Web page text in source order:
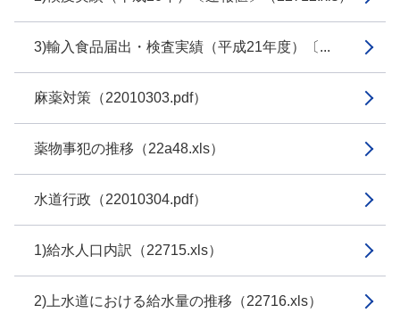
3)輸入食品届出・検査実績（平成21年度）〔...
麻薬対策（22010303.pdf）
薬物事犯の推移（22a48.xls）
水道行政（22010304.pdf）
1)給水人口内訳（22715.xls）
2)上水道における給水量の推移（22716.xls）